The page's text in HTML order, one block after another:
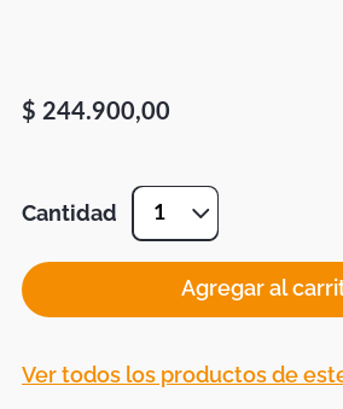
$ 244.900,00
Cantidad 1
Agregar al
Ver todos los productos de